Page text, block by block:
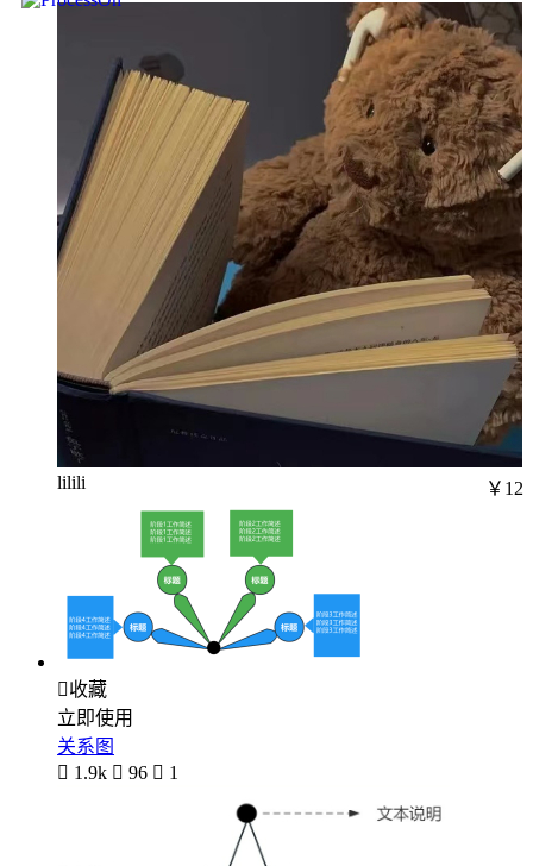
lilili ￥12
收藏
立即使用
关系图
 1.9k  96  1